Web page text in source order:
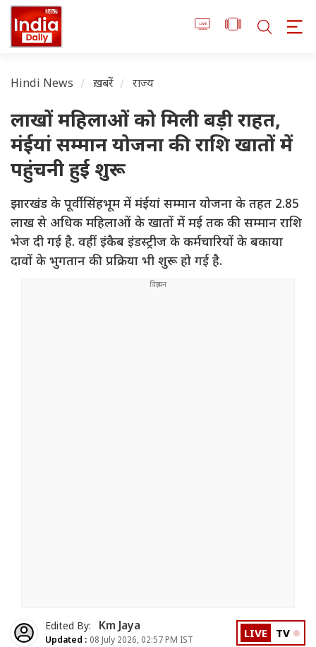
Hindi News ख़बरें राज्य
लाखों महिलाओं को मिली बड़ी राहत,
मंईयां सम्मान योजना की राशि खातों में
पहुंचनी हुई शुरू
झारखंड के पूर्वी सिंहभूम में मंईयां सम्मान योजना के तहत 2.85
लाख से अधिक महिलाओं के खातों में मई तक की सम्मान राशि
भेज दी गई है. वहीं इंकैब इंडस्ट्रीज के कर्मचारियों के बकाया
दावों के भुगतान की प्रक्रिया भी शुरू हो गई है.
Edited By: Km Jaya
Updated : 08 July 2026, 02:57 PM IST LIVE TV